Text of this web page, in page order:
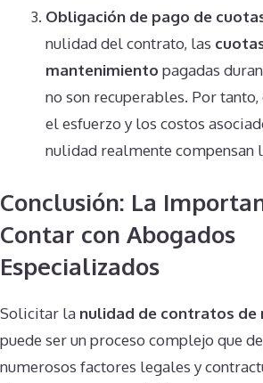
Obligación de pago de
nulidad del contrato, las
mantenimiento pagadas
no son recuperables. Por
el esfuerzo y los costos
nulidad realmente compensan
Conclusión: La
Contar con Abogados
Especializados
Solicitar la nulidad de contratos
puede ser un proceso complejo que
numerosos factores legales y